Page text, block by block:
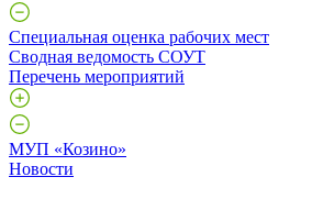
Специальная оценка рабочих мест
Сводная ведомость СОУТ
Перечень мероприятий
МУП «Козино»
Новости